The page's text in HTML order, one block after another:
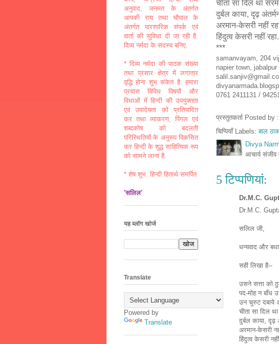
चीता सा दिल था
दुर्बल काया, दृढ़
अरमान-केसरी नहीं
हिंदुत्व केसरी नहीं
***
samanvayam, 204
napier town, jabalpur
0761 2411131 /
प्रस्तुतकर्ता Posted by :
चिप्पियाँ Labels:बाल
Divya
आचार्य संजीव
5 टिप्‍पणियां:
Dr.M.C.
Dr.M.C.
सलिल जी,
धन्यवाद और
सही लिखा है--
उसने सत्ता को
पद-मोह न बाँध
उन चुरुट दबाये
चीता सा दिल
दुर्बल काया, दृढ़
अरमान-केसरी
हिंदुत्व केसरी
अनुवाद, जनमत के अंतर्गत
आपकी राय तथा चौपाल के
अंतर्गत पारस्परिक संपर्क एवं
वार्ता की सुविधा दी जा रही है.
दिव्य नर्मदा के सदस्य बनिए.
* दिव्य नर्मदा की पाठक संख्या
तथा प्रसार क्षेत्र में लगातार
वृद्धि होना शुभ संकेत है. हमारा
प्रयास विविध विषयों और
विधाओं में हिन्दी की उपयुक्तता
एवं उपादेयता को प्रतिपादित
कर तथा व्याकरण, पिंगल एवं
शब्दकोष को बदलती
परिस्थितियों के अनुरूप विकसित
कर हिन्दी के शुद्ध साहित्यिक रूप
को सामने लाना है.
* शेष शुभ. हिन्दी हितार्थ समर्पित
'सलिल'
यह ब्लॉग खोजें
Translate
Powered by
Translate